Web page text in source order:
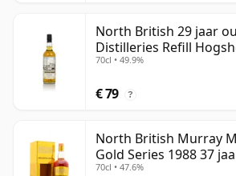
North British 29 jaar
Distilleries Refill
70cl • 49.9%
€ 79 ?
North British Murray
Gold Series 1988 37
70cl • 47.6%